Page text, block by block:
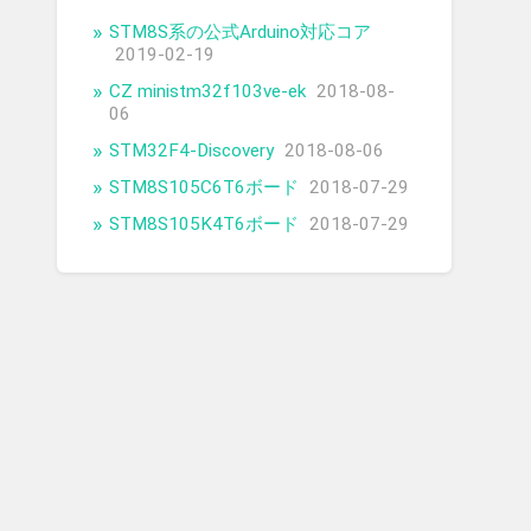
STM8S系の公式Arduino対応コア
2019-02-19
CZ ministm32f103ve-ek 2018-08-
06
STM32F4-Discovery 2018-08-06
STM8S105C6T6ボード
2018-07-29
STM8S105K4T6ボード
2018-07-29